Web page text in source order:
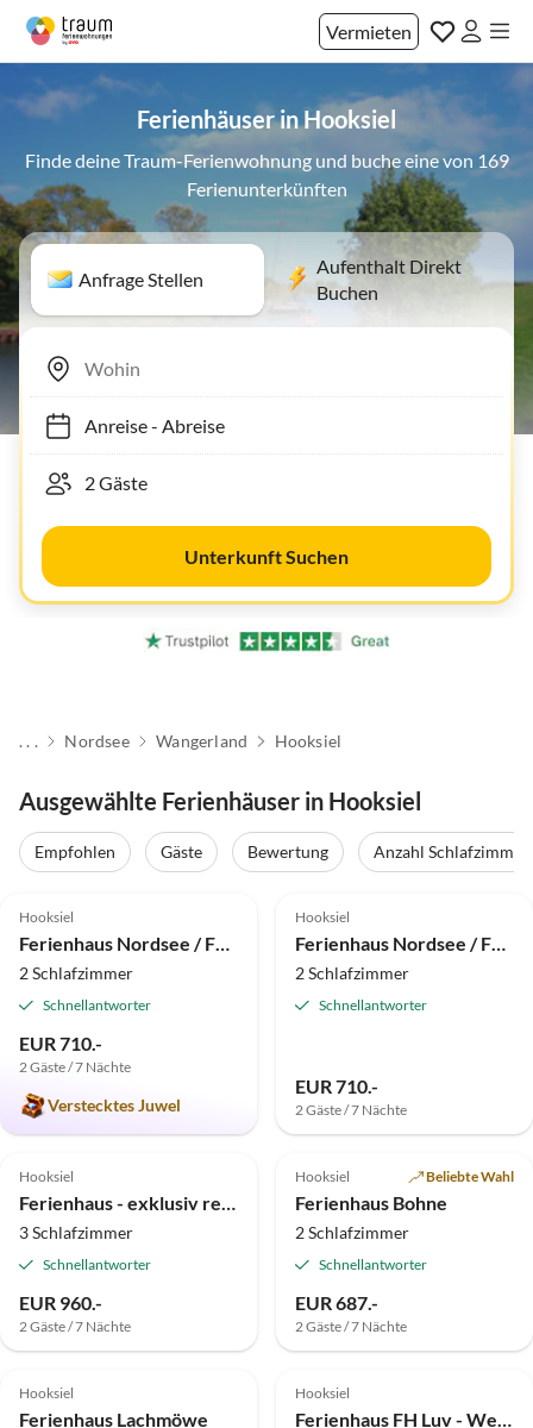
Vermieten
Ferienhäuser in Hooksiel
Finde deine Traum-Ferienwohnung und buche eine von 169
Ferienunterkünften
Anfrage Stellen
Aufenthalt Direkt
Buchen
Anreise- Abreise
Unterkunft Suchen
. . . Nordsee Wangerland Hooksiel
Ausgewählte Ferienhäuser in Hooksiel
Empfohlen Gäste Bewertung Anzahl Schlafzimmer
Top-Inserat
Hooksiel
Ferienhaus Nordsee / Familie Haase 47b
2 Schlafzimmer
Schnellantworter
EUR 710.-
2 Gäste / 7 Nächte
Verstecktes Juwel
Top-Inserat
Hooksiel
Ferienhaus Nordsee / Familie Haase 47a
2 Schlafzimmer
Schnellantworter
EUR 710.-
2 Gäste / 7 Nächte
Top-Inserat
5.0 (12)
Hooksiel
Ferienhaus - exklusiv restaurierter Gulfhof
3 Schlafzimmer
Schnellantworter
EUR 960.-
2 Gäste / 7 Nächte
Virtuelle
Top-Inserat
4.8 (8)
Hooksiel Beliebte Wahl
Ferienhaus Bohne
2 Schlafzimmer
Schnellantworter
EUR 687.-
2 Gäste / 7 Nächte
4.8 (7)
Hooksiel
Ferienhaus Lachmöwe
5.0 (1)
Hooksiel
Ferienhaus FH Luv - Weißner